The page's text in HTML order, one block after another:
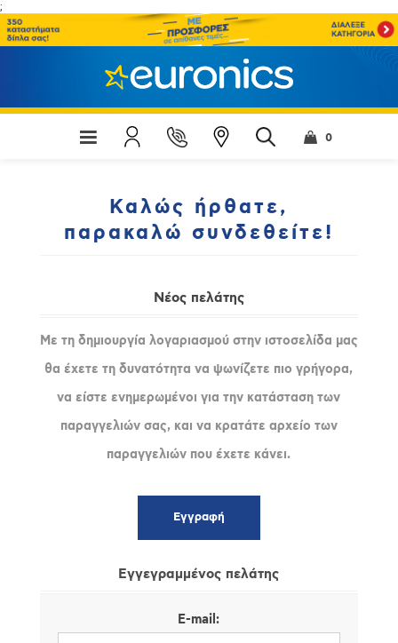
;
0
Καλώς ήρθατε,
παρακαλώ συνδεθείτε!
Νέος πελάτης
Με τη δημιουργία λογαριασμού στην ιστοσελίδα μας
θα έχετε τη δυνατότητα να ψωνίζετε πιο γρήγορα,
να είστε ενημερωμένοι για την κατάσταση των
παραγγελιών σας, και να κρατάτε αρχείο των
παραγγελιών που έχετε κάνει.
Εγγεγραμμένος πελάτης
E-mail: